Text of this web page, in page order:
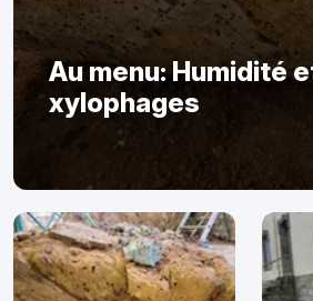
Au menu: Humidité
xylophages